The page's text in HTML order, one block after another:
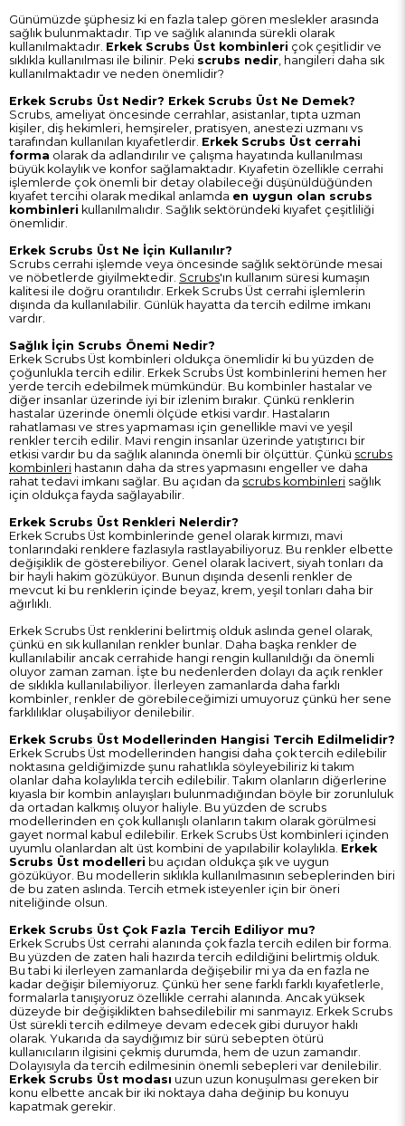
Günümüzde şüphesiz ki en fazla talep gören meslekler arasında
sağlık bulunmaktadır. Tıp ve sağlık alanında sürekli olarak
kullanılmaktadır. Erkek Scrubs Üst kombinleri çok çeşitlidir ve
sıklıkla kullanılması ile bilinir. Peki scrubs nedir, hangileri daha sık
kullanılmaktadır ve neden önemlidir?
Erkek Scrubs Üst Nedir? Erkek Scrubs Üst Ne Demek?
Scrubs, ameliyat öncesinde cerrahlar, asistanlar, tıpta uzman
kişiler, diş hekimleri, hemşireler, pratisyen, anestezi uzmanı vs
tarafından kullanılan kıyafetlerdir. Erkek Scrubs Üst cerrahi
forma olarak da adlandırılır ve çalışma hayatında kullanılması
büyük kolaylık ve konfor sağlamaktadır. Kıyafetin özellikle cerrahi
işlemlerde çok önemli bir detay olabileceği düşünüldüğünden
kıyafet tercihi olarak medikal anlamda en uygun olan scrubs
kombinleri kullanılmalıdır. Sağlık sektöründeki kıyafet çeşitliliği
önemlidir.
Erkek Scrubs Üst Ne İçin Kullanılır?
Scrubs cerrahi işlemde veya öncesinde sağlık sektöründe mesai
ve nöbetlerde giyilmektedir. Scrubs'ın kullanım süresi kumaşın
kalitesi ile doğru orantılıdır. Erkek Scrubs Üst cerrahi işlemlerin
dışında da kullanılabilir. Günlük hayatta da tercih edilme imkanı
vardır.
Sağlık İçin Scrubs Önemi Nedir?
Erkek Scrubs Üst kombinleri oldukça önemlidir ki bu yüzden de
çoğunlukla tercih edilir. Erkek Scrubs Üst kombinlerini hemen her
yerde tercih edebilmek mümkündür. Bu kombinler hastalar ve
diğer insanlar üzerinde iyi bir izlenim bırakır. Çünkü renklerin
hastalar üzerinde önemli ölçüde etkisi vardır. Hastaların
rahatlaması ve stres yapmaması için genellikle mavi ve yeşil
renkler tercih edilir. Mavi rengin insanlar üzerinde yatıştırıcı bir
etkisi vardır bu da sağlık alanında önemli bir ölçüttür. Çünkü scrubs
kombinleri hastanın daha da stres yapmasını engeller ve daha
rahat tedavi imkanı sağlar. Bu açıdan da scrubs kombinleri sağlık
için oldukça fayda sağlayabilir.
Erkek Scrubs Üst Renkleri Nelerdir?
Erkek Scrubs Üst kombinlerinde genel olarak kırmızı, mavi
tonlarındaki renklere fazlasıyla rastlayabiliyoruz. Bu renkler elbette
değişiklik de gösterebiliyor. Genel olarak lacivert, siyah tonları da
bir hayli hakim gözüküyor. Bunun dışında desenli renkler de
mevcut ki bu renklerin içinde beyaz, krem, yeşil tonları daha bir
ağırlıklı.
Erkek Scrubs Üst renklerini belirtmiş olduk aslında genel olarak,
çünkü en sık kullanılan renkler bunlar. Daha başka renkler de
kullanılabilir ancak cerrahide hangi rengin kullanıldığı da önemli
oluyor zaman zaman. İşte bu nedenlerden dolayı da açık renkler
de sıklıkla kullanılabiliyor. İlerleyen zamanlarda daha farklı
kombinler, renkler de görebileceğimizi umuyoruz çünkü her sene
farklılıklar oluşabiliyor denilebilir.
Erkek Scrubs Üst Modellerinden Hangisi Tercih Edilmelidir?
Erkek Scrubs Üst modellerinden hangisi daha çok tercih edilebilir
noktasına geldiğimizde şunu rahatlıkla söyleyebiliriz ki takım
olanlar daha kolaylıkla tercih edilebilir. Takım olanların diğerlerine
kıyasla bir kombin anlayışları bulunmadığından böyle bir zorunluluk
da ortadan kalkmış oluyor haliyle. Bu yüzden de scrubs
modellerinden en çok kullanışlı olanların takım olarak görülmesi
gayet normal kabul edilebilir. Erkek Scrubs Üst kombinleri içinden
uyumlu olanlardan alt üst kombini de yapılabilir kolaylıkla. Erkek
Scrubs Üst modelleri bu açıdan oldukça şık ve uygun
gözüküyor. Bu modellerin sıklıkla kullanılmasının sebeplerinden biri
de bu zaten aslında. Tercih etmek isteyenler için bir öneri
niteliğinde olsun.
Erkek Scrubs Üst Çok Fazla Tercih Ediliyor mu?
Erkek Scrubs Üst cerrahi alanında çok fazla tercih edilen bir forma.
Bu yüzden de zaten hali hazırda tercih edildiğini belirtmiş olduk.
Bu tabi ki ilerleyen zamanlarda değişebilir mi ya da en fazla ne
kadar değişir bilemiyoruz. Çünkü her sene farklı farklı kıyafetlerle,
formalarla tanışıyoruz özellikle cerrahi alanında. Ancak yüksek
düzeyde bir değişiklikten bahsedilebilir mi sanmayız. Erkek Scrubs
Üst sürekli tercih edilmeye devam edecek gibi duruyor haklı
olarak. Yukarıda da saydığımız bir sürü sebepten ötürü
kullanıcıların ilgisini çekmiş durumda, hem de uzun zamandır.
Dolayısıyla da tercih edilmesinin önemli sebepleri var denilebilir.
Erkek Scrubs Üst modası uzun uzun konuşulması gereken bir
konu elbette ancak bir iki noktaya daha değinip bu konuyu
kapatmak gerekir.